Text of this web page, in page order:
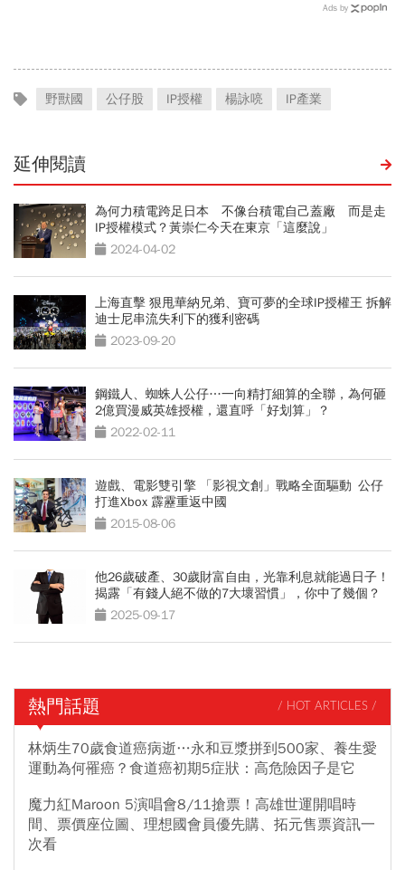
Ads by
野獸國 公仔股 IP授權 楊詠喨 IP產業
延伸閱讀
為何力積電跨足日本 不像台積電自己蓋廠 而是走
IP授權模式？黃崇仁今天在東京「這麼說」
2024-04-02
上海直擊 狠甩華納兄弟、寶可夢的全球IP授權王 拆解
迪士尼串流失利下的獲利密碼
2023-09-20
鋼鐵人、蜘蛛人公仔…一向精打細算的全聯，為何砸
2億買漫威英雄授權，還直呼「好划算」？
2022-02-11
遊戲、電影雙引擎 「影視文創」戰略全面驅動 公仔
打進Xbox 霹靂重返中國
2015-08-06
他26歲破產、30歲財富自由，光靠利息就能過日子！
揭露「有錢人絕不做的7大壞習慣」，你中了幾個？
2025-09-17
熱門話題 / HOT ARTICLES /
林炳生70歲食道癌病逝…永和豆漿拼到500家、養生愛
運動為何罹癌？食道癌初期5症狀：高危險因子是它
魔力紅Maroon 5演唱會8/11搶票！高雄世運開唱時
間、票價座位圖、理想國會員優先購、拓元售票資訊一
次看